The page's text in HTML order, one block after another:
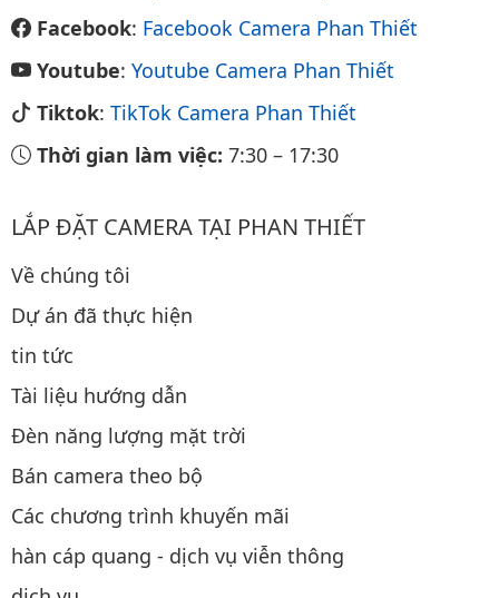
Facebook: Facebook Camera Phan Thiết
Youtube: Youtube Camera Phan Thiết
Tiktok: TikTok Camera Phan Thiết
Thời gian làm việc: 7:30 – 17:30
LẮP ĐẶT CAMERA TẠI PHAN THIẾT
Về chúng tôi
Dự án đã thực hiện
tin tức
Tài liệu hướng dẫn
Đèn năng lượng mặt trời
Bán camera theo bộ
Các chương trình khuyến mãi
hàn cáp quang - dịch vụ viễn thông